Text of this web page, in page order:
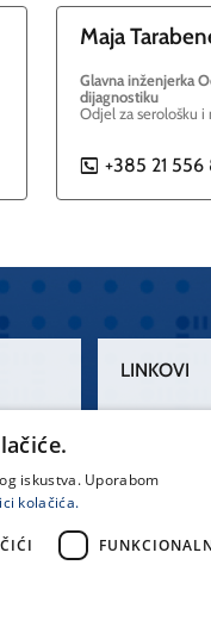
Maja
Glavna inženjerka
dijagnostiku
Odjel za serološku
P +385 21 556
LINKOVI
iskustva. Uporabom
kolačića.